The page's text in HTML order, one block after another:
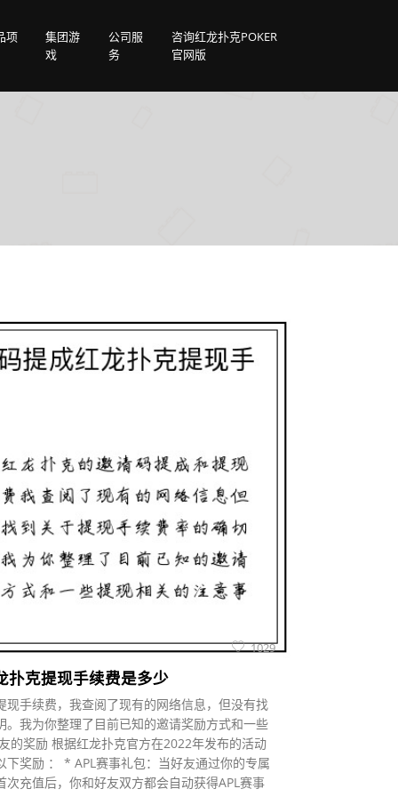
项
集团游
戏
公司服
务
咨询红龙扑克POKER
官网版
1029
扑克提现手续费是多少
现手续费，我查阅了现有的网络信息，但没有找
。我为你整理了目前已知的邀请奖励方式和一些
的奖励 根据红龙扑克官方在2022年发布的活动
下奖励 ： * APL赛事礼包：当好友通过你的专属
充值后，你和好友双方都会自动获得APL赛事